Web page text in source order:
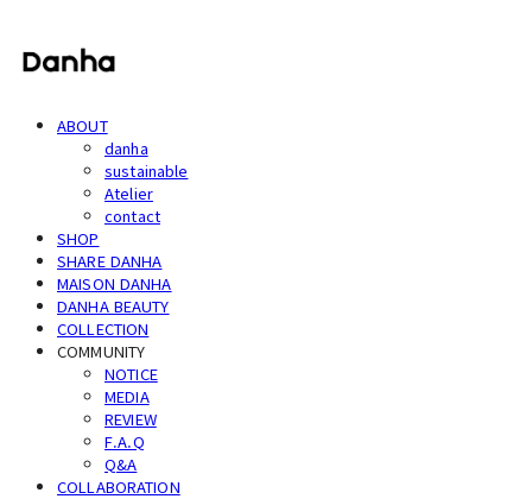
ABOUT
danha
sustainable
Atelier
contact
SHOP
SHARE DANHA
MAISON DANHA
DANHA BEAUTY
COLLECTION
COMMUNITY
NOTICE
MEDIA
REVIEW
F.A.Q
Q&A
COLLABORATION